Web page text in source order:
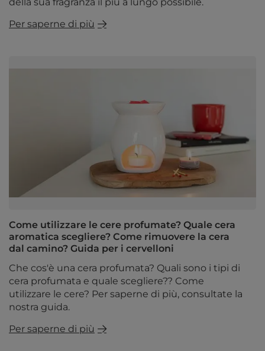
Per saperne di più
Come utilizzare le cere profumate? Quale cera
aromatica scegliere? Come rimuovere la cera
dal camino? Guida per i cervelloni
Che cos'è una cera profumata? Quali sono i tipi di
cera profumata e quale scegliere?? Come
utilizzare le cere? Per saperne di più, consultate la
nostra guida.
Per saperne di più